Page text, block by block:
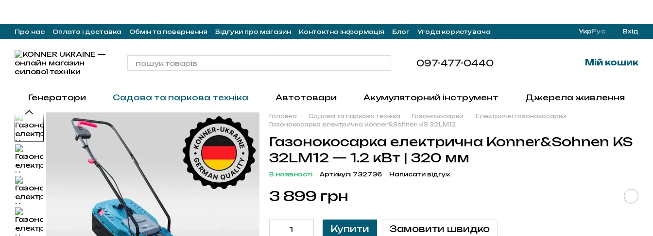
Про нас Оплата і доставка Обмін та повернення Відгуки про магазин Контактна інформація Блог Угода користувача УкрРус Вхід
097-477-0440 Мій кошик
Генератори Садова та паркова техніка Автотовари Акумуляторний інструмент Джерела живлення
Головна Садова та паркова техніка Газонокосарки
Електричні газонокосарки
Газонокосарка електрична Konner&Sohnen KS 32LM12
Газонокосарка електрична Konner&Sohnen KS
32LM12 — 1.2 кВт | 320 мм
В наявності Артикул: 732736 Написати відгук
3 899 грн
Купити Замовити швидко